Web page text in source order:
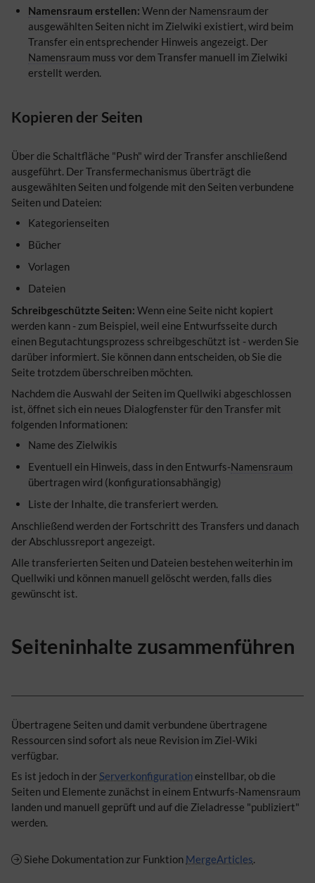
Namensraum erstellen: Wenn der Namensraumder
ausgewählten Seiten nicht im Zielwiki existiert, wird beim
Transfer ein entsprechender Hinweis angezeigt. Der
Namensraum muss vor dem Transfer manuell im Zielwiki
erstellt werden.
Kopieren der Seiten
Über die Schaltfläche "Push" wird der Transfer anschließend
ausgeführt. Der Transfermechanismus überträgt die
ausgewählten Seiten und folgende mit den Seiten verbundene
Seiten und Dateien:
Kategorienseiten
Bücher
Vorlagen
Dateien
Schreibgeschützte Seiten: Wenn eine Seite nicht kopiert
werden kann - zum Beispiel, weil eine Entwurfsseite durch
einen Begutachtungsprozess schreibgeschützt ist - werden Sie
darüber informiert. Sie können dann entscheiden, ob Sie die
Seite trotzdem überschreiben möchten.
Nachdem die Auswahl der Seiten im Quellwiki abgeschlossen
ist, öffnet sich ein neues Dialogfenster für den Transfer mit
folgenden Informationen:
Name des Zielwikis
Eventuell ein Hinweis, dass in den Entwurfs-Namensraum
übertragen wird (konfigurationsabhängig)
Liste der Inhalte, die transferiert werden.
Anschließend werden der Fortschritt des Transfers und danach
der Abschlussreport angezeigt.
Alle transferierten Seiten und Dateien bestehen weiterhin im
Quellwiki und können manuell gelöscht werden, falls dies
gewünscht ist.
Seiteninhalte zusammenführen
Übertragene Seiten und damit verbundene übertragene
Ressourcen sind sofort als neue Revision im Ziel-Wiki
verfügbar.
Es ist jedoch in der Serverkonfigurationeinstellbar, ob die
Seiten und Elemente zunächst in einem Entwurfs-Namensraum
landen und manuell geprüft und auf die Zieladresse "publiziert"
werden.
Siehe Dokumentation zur Funktion MergeArticles.